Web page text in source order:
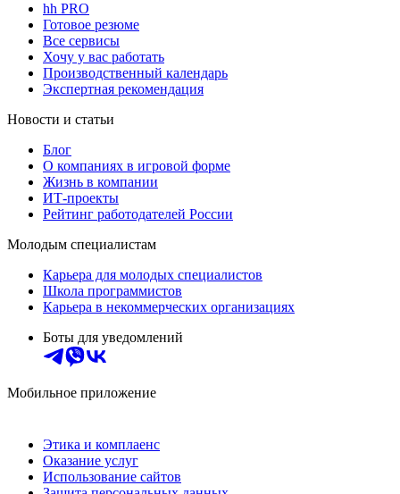
hh PRO
Готовое резюме
Все сервисы
Хочу у вас работать
Производственный календарь
Экспертная рекомендация
Новости и статьи
Блог
О компаниях в игровой форме
Жизнь в компании
ИТ-проекты
Рейтинг работодателей России
Молодым специалистам
Карьера для молодых специалистов
Школа программистов
Карьера в некоммерческих организациях
Боты для уведомлений
Мобильное приложение
Этика и комплаенс
Оказание услуг
Использование сайтов